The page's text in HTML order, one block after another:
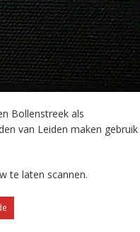
Bollenstreek als
van Leiden maken gebruik
te laten scannen.